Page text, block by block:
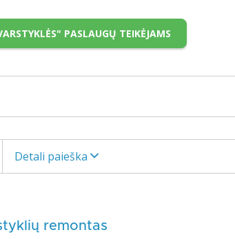
PASLAUGŲ TEIKĖJAMS
Detali paieška
remontas